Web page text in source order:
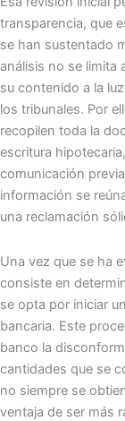
transparencia, que
se han sustentado
análisis no se limita
su contenido a la
los tribunales. Por
recopilen toda la
escritura
comunicación
información se
una reclamación
Una vez que se ha
consiste en
se opta por iniciar
bancaria. Este
banco la
cantidades que se
no siempre se
ventaja de ser más